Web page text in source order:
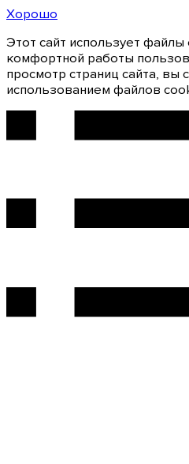
Хорошо
Этот сайт использует
комфортной работы
просмотр страниц сайта, вы
использованием файлов